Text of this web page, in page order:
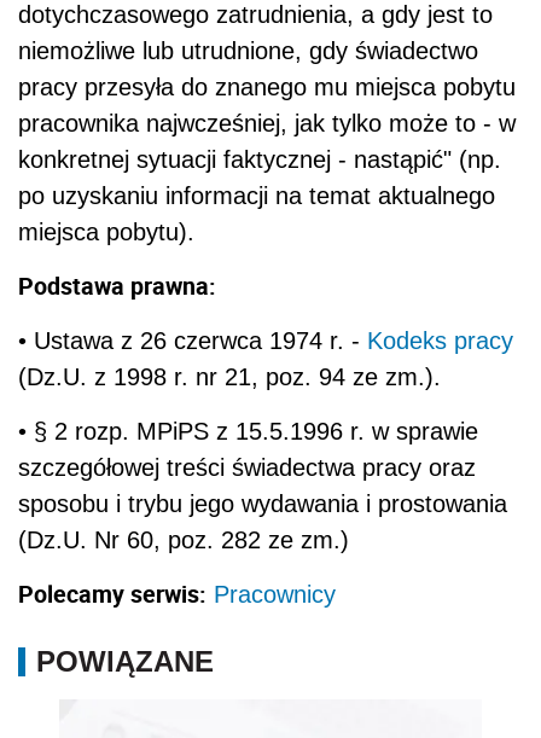
dotychczasowego zatrudnienia, a gdy jest to
niemożliwe lub utrudnione, gdy świadectwo
pracy przesyła do znanego mu miejsca pobytu
pracownika najwcześniej, jak tylko może to - w
konkretnej sytuacji faktycznej - nastąpić" (np.
po uzyskaniu informacji na temat aktualnego
miejsca pobytu).
Podstawa prawna:
• Ustawa z 26 czerwca 1974 r. - Kodeks pracy
(Dz.U. z 1998 r. nr 21, poz. 94 ze zm.).
• § 2 rozp. MPiPS z 15.5.1996 r. w sprawie
szczegółowej treści świadectwa pracy oraz
sposobu i trybu jego wydawania i prostowania
(Dz.U. Nr 60, poz. 282 ze zm.)
Polecamy serwis: Pracownicy
POWIĄZANE